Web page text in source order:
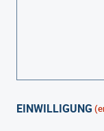
EINWILLIGUNG